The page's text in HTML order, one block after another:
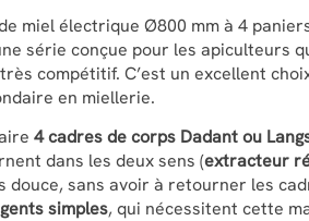
miel électrique Ø800 mm à 4
série conçue pour les apiculteurs
compétitif. C’est un excellent
en miellerie.
4 cadres de corps Dadant ou
dans les deux sens (extracteur
douce, sans avoir à retourner les
simples, qui nécessitent cette